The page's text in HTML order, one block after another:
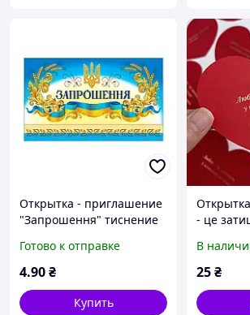
Открытка - приглашение
"Запрошення" тиснение
Готово к отправке
4.90₴
Купить
- це
В
25₴